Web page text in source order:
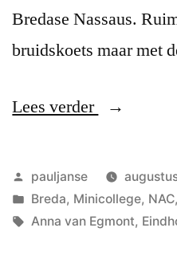
Bredase Nassaus.
bruidskoets maar met
Lees verder
“In
echt”
Geplaatst
door
pauljanse
Geplaatst
in
Breda, Minicollege, NAC,
Tags:
Anna van Egmont,